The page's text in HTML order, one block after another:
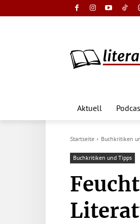
Aktuell
Startseite Buchkritiken
Buchkritiken und Tipps